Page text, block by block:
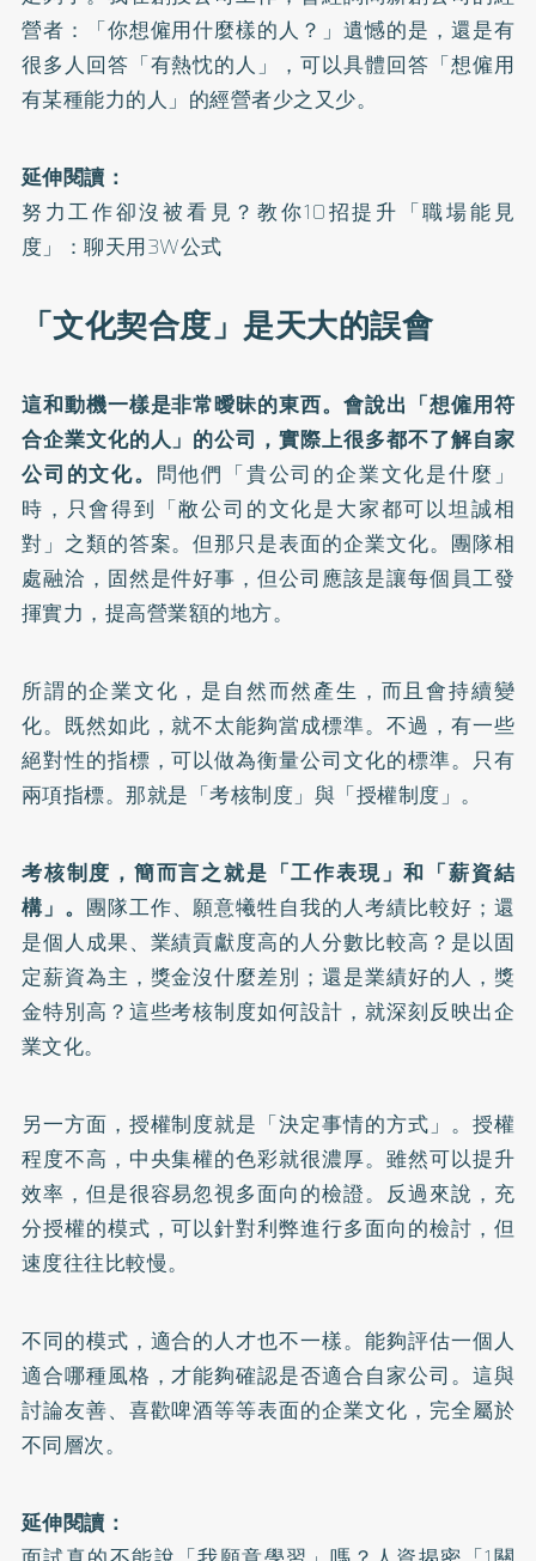
營者：「你想僱用什麼樣的人？」遺憾的是，還是有
很多人回答「有熱忱的人」，可以具體回答「想僱用
有某種能力的人」的經營者少之又少。
延伸閱讀：
努力工作卻沒被看見？教你10招提升「職場能見
度」：聊天用3W公式
「文化契合度」是天大的誤會
這和動機一樣是非常曖昧的東西。會說出「想僱用符
合企業文化的人」的公司，實際上很多都不了解自家
公司的文化。 問他們「貴公司的企業文化是什麼」
時，只會得到「敝公司的文化是大家都可以坦誠相
對」之類的答案。但那只是表面的企業文化。團隊相
處融洽，固然是件好事，但公司應該是讓每個員工發
揮實力，提高營業額的地方。
所謂的企業文化，是自然而然產生，而且會持續變
化。既然如此，就不太能夠當成標準。不過，有一些
絕對性的指標，可以做為衡量公司文化的標準。只有
兩項指標。那就是「考核制度」與「授權制度」。
考核制度，簡而言之就是「工作表現」和「薪資結
構」。 團隊工作、願意犧牲自我的人考績比較好；還
是個人成果、業績貢獻度高的人分數比較高？是以固
定薪資為主，獎金沒什麼差別；還是業績好的人，獎
金特別高？這些考核制度如何設計，就深刻反映出企
業文化。
另一方面，授權制度就是「決定事情的方式」。授權
程度不高，中央集權的色彩就很濃厚。雖然可以提升
效率，但是很容易忽視多面向的檢證。反過來說，充
分授權的模式，可以針對利弊進行多面向的檢討，但
速度往往比較慢。
不同的模式，適合的人才也不一樣。能夠評估一個人
適合哪種風格，才能夠確認是否適合自家公司。這與
討論友善、喜歡啤酒等等表面的企業文化，完全屬於
不同層次。
延伸閱讀：